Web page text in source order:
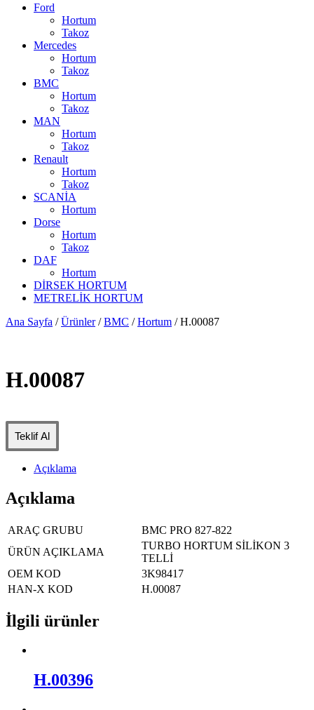
Ford
Hortum
Takoz
Mercedes
Hortum
Takoz
BMC
Hortum
Takoz
MAN
Hortum
Takoz
Renault
Hortum
Takoz
SCANİA
Hortum
Dorse
Hortum
Takoz
DAF
Hortum
DİRSEK HORTUM
METRELİK HORTUM
Ana Sayfa /Ürünler/BMC /Hortum / H.00087
H.00087
Teklif Al
Açıklama
Açıklama
ARAÇ GRUBU
BMC PRO 827-822
ÜRÜN AÇIKLAMA
TURBO HORTUM SİLİKON 3
TELLİ
OEM KOD
3K98417
HAN-X KOD
H.00087
İlgili ürünler
H.00396